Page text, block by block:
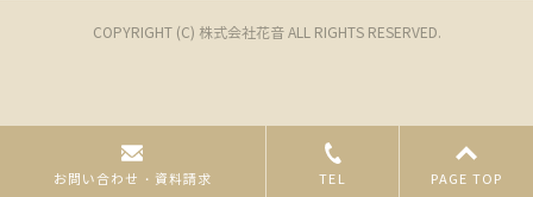
お問い合わせ・資料請求 TEL PAGE TOP
COPYRIGHT (C) 株式会社花音 ALL RIGHTS RESERVED.